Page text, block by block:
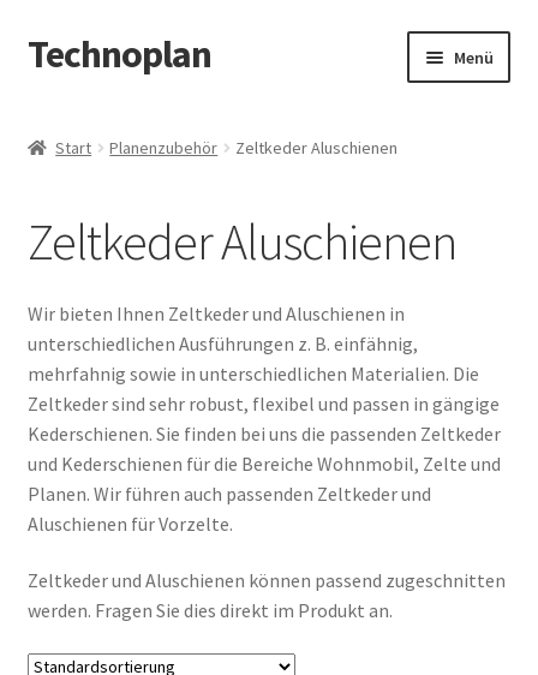
Zur
Navigation
Zum
Inhalt
Technoplan Menü
Datenschutzerklärung
Impressum
Kasse
Warenkorb
Start Planenzubehör Zeltkeder Aluschienen
Zeltkeder Aluschienen
Wir bieten Ihnen Zeltkeder und Aluschienen in
unterschiedlichen Ausführungen z. B. einfähnig,
mehrfahnig sowie in unterschiedlichen Materialien. Die
Zeltkeder sind sehr robust, flexibel und passen in gängige
Kederschienen. Sie finden bei uns die passenden Zeltkeder
und Kederschienen für die Bereiche Wohnmobil, Zelte und
Planen. Wir führen auch passenden Zeltkeder und
Aluschienen für Vorzelte.
Zeltkeder und Aluschienen können passend zugeschnitten
werden. Fragen Sie dies direkt im Produkt an.